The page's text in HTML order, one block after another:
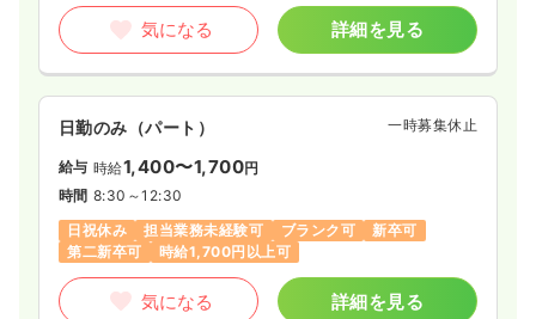
気になる 詳細を見る
日勤のみ（パート） 一時募集休止
給与 時給1,400〜1,700円
時間 8:30～12:30
日祝休み
担当業務未経験可 ブランク可
新卒可
第二新卒可
時給1,700円以上可
気になる 詳細を見る